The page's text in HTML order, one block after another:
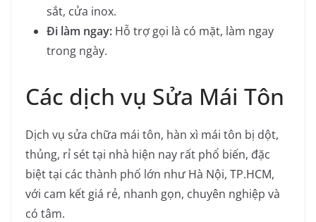
sắt, cửa inox.
Đi làm ngay: Hỗ trợ gọi là có mặt, làm ngay
trong ngày.
Các dịch vụ Sửa Mái Tôn
Dịch vụ sửa chữa mái tôn, hàn xì mái tôn bị dột,
thủng, rỉ sét tại nhà hiện nay rất phổ biến, đặc
biệt tại các thành phố lớn như Hà Nội, TP.HCM,
với cam kết giá rẻ, nhanh gọn, chuyên nghiệp và
có tâm.